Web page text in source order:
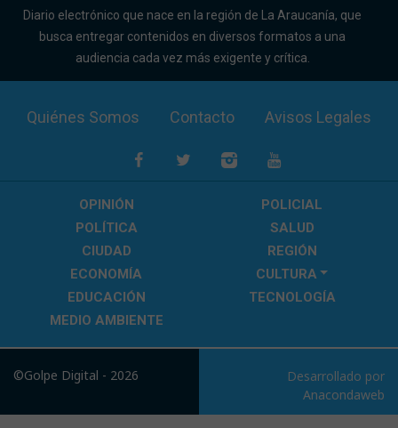
Diario electrónico que nace en la región de La Araucanía, que
busca entregar contenidos en diversos formatos a una
audiencia cada vez más exigente y crítica.
Quiénes Somos Contacto Avisos Legales
OPINIÓN
POLICIAL
POLÍTICA
SALUD
CIUDAD
REGIÓN
ECONOMÍA
CULTURA
EDUCACIÓN
TECNOLOGÍA
MEDIO AMBIENTE
©Golpe Digital - 2026
Desarrollado por
Anacondaweb